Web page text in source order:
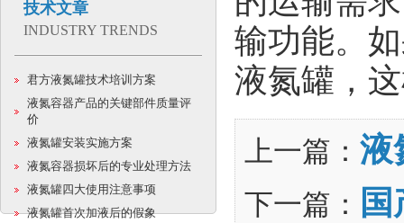
技术文章
INDUSTRY TRENDS
君方液氮罐技术培训方案
液氮容器产品的关键部件质量评
价
液氮罐安装实施方案
液氮容器损坏后的专业处理方法
液氮罐四大使用注意事项
液氮罐首次加液后的假象
输功能。
液氮罐，
上一篇： 液
下一篇：